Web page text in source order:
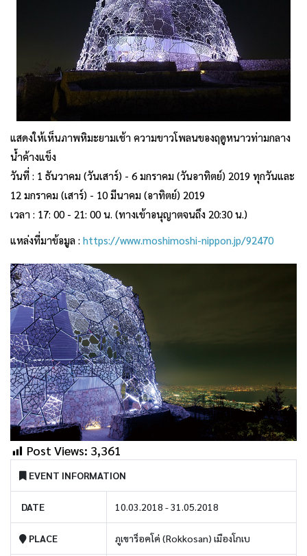
แสดงให้เห็นภาพหิมะยามเช้า ความขาวโพลนของฤดูหนาวท่ามกลาง
น้ำค้างแข็ง
วันที่ : 1 ธันวาคม (วันเสาร์) - 6 มกราคม (วันอาทิตย์) 2019 ทุกวันและ
12 มกราคม (เสาร์) - 10 มีนาคม (อาทิตย์) 2019
เวลา : 17: 00 - 21: 00 น. (ทางเข้าอนุญาตจนถึง 20:30 น.)
แหล่งที่มาข้อมูล : https://www.moshimoshi-nippon.jp/92470
Post Views: 3,361
EVENT INFORMATION
DATE 10.03.2018 - 31.05.2018
PLACE ภูเขาร็อคโค่ (Rokkosan) เมืองโกเบ